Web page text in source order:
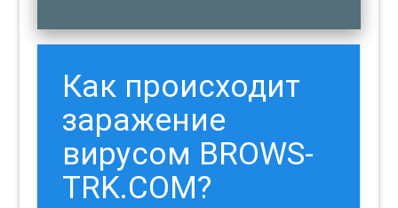
Как происходит
заражение
вирусом BROWS-
TRK.COM?